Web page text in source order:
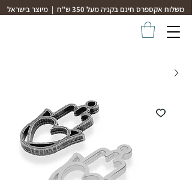
משלוח אקספרס חינם בקניה מעל 350 ש"ח | מיוצר בישראל